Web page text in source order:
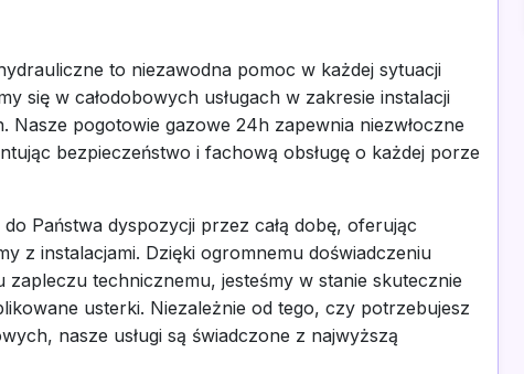
to niezawodna pomoc w każdej sytuacji
się w całodobowych usługach w zakresie instalacji
pogotowie gazowe 24h zapewnia niezwłoczne
bezpieczeństwo i fachową obsługę o każdej porze
Państwa dyspozycji przez całą dobę, oferując
z instalacjami. Dzięki ogromnemu doświadczeniu
technicznemu, jesteśmy w stanie skutecznie
usterki. Niezależnie od tego, czy potrzebujesz
nasze usługi są świadczone z najwyższą